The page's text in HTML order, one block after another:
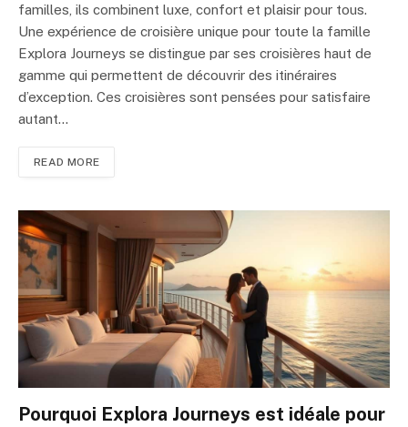
familles, ils combinent luxe, confort et plaisir pour tous.
Une expérience de croisière unique pour toute la famille
Explora Journeys se distingue par ses croisières haut de
gamme qui permettent de découvrir des itinéraires
d’exception. Ces croisières sont pensées pour satisfaire
autant…
READ MORE
Pourquoi Explora Journeys est idéale pour